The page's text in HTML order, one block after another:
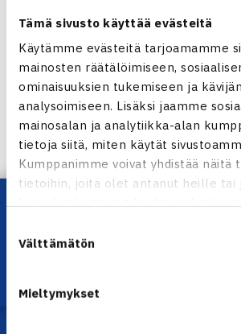
Tämä sivusto käyttää evästeitä
Käytämme evästeitä tarjoamamme
mainosten räätälöimiseen,
ominaisuuksien tukemiseen ja
analysoimiseen. Lisäksi jaamme
mainosalan ja analytiikka-alan
tietoja siitä, miten käytät
Kumppanimme voivat yhdistää näitä
tietoihin, joita olet antanut heille tai
valinta
Välttämätön
Mieltymykset
Jaa:
← Edellinen
Lataa OmaTennis!